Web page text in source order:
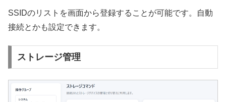
SSIDのリストを画面から登録することが可能です。自動
接続とかも設定できます。
ストレージ管理